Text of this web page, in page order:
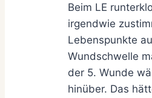
Beim LE
irgendwie
Lebenspunkte
Wundschwelle
der 5. Wunde
hinüber. Das